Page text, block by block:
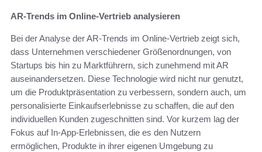
AR-Trends im Online-Vertrieb analysieren
Bei der Analyse der AR-Trends im Online-Vertrieb zeigt sich,
dass Unternehmen verschiedener Größenordnungen, von
Startups bis hin zu Marktführern, sich zunehmend mit AR
auseinandersetzen. Diese Technologie wird nicht nur genutzt,
um die Produktpräsentation zu verbessern, sondern auch, um
personalisierte Einkaufserlebnisse zu schaffen, die auf den
individuellen Kunden zugeschnitten sind. Vor kurzem lag der
Fokus auf In-App-Erlebnissen, die es den Nutzern
ermöglichen, Produkte in ihrer eigenen Umgebung zu